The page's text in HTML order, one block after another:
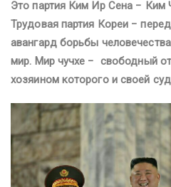
Это партия Ким Ир Сена −
Трудовая партия Кореи −
авангард борьбы
мир. Мир чучхе − свободный от
хозяином которого и своей